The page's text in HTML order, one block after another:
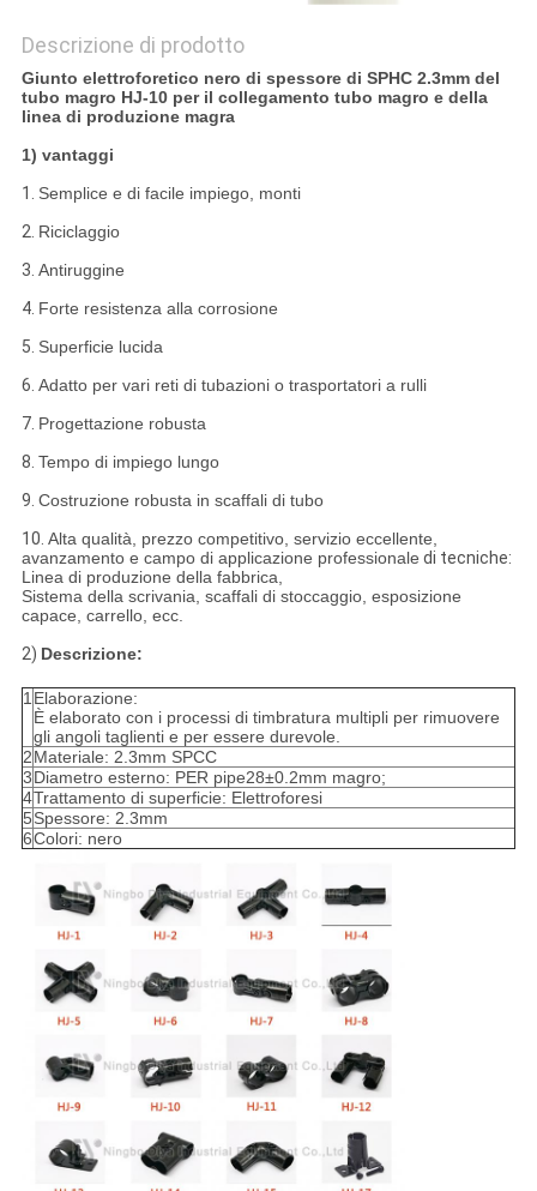
Descrizione di prodotto
Giunto elettroforetico nero di spessore di SPHC 2.3mm del
tubo magro HJ-10 per il collegamento tubo magro e della
linea di produzione magra
1) vantaggi
1. Semplice e di facile impiego, monti
2. Riciclaggio
3. Antiruggine
4. Forte resistenza alla corrosione
5. Superficie lucida
6. Adatto per vari reti di tubazioni o trasportatori a rulli
7. Progettazione robusta
8. Tempo di impiego lungo
9. Costruzione robusta in scaffali di tubo
10. Alta qualità, prezzo competitivo, servizio eccellente,
avanzamento e campo di applicazione professionale di tecniche:
Linea di produzione della fabbrica,
Sistema della scrivania, scaffali di stoccaggio, esposizione
capace, carrello, ecc.
2) Descrizione:
1Elaborazione:
È elaborato con i processi di timbratura multipli per rimuovere
gli angoli taglienti e per essere durevole.
2Materiale: 2.3mm SPCC
3Diametro esterno: PER pipe28±0.2mm magro;
4Trattamento di superficie: Elettroforesi
5Spessore: 2.3mm
6Colori: nero